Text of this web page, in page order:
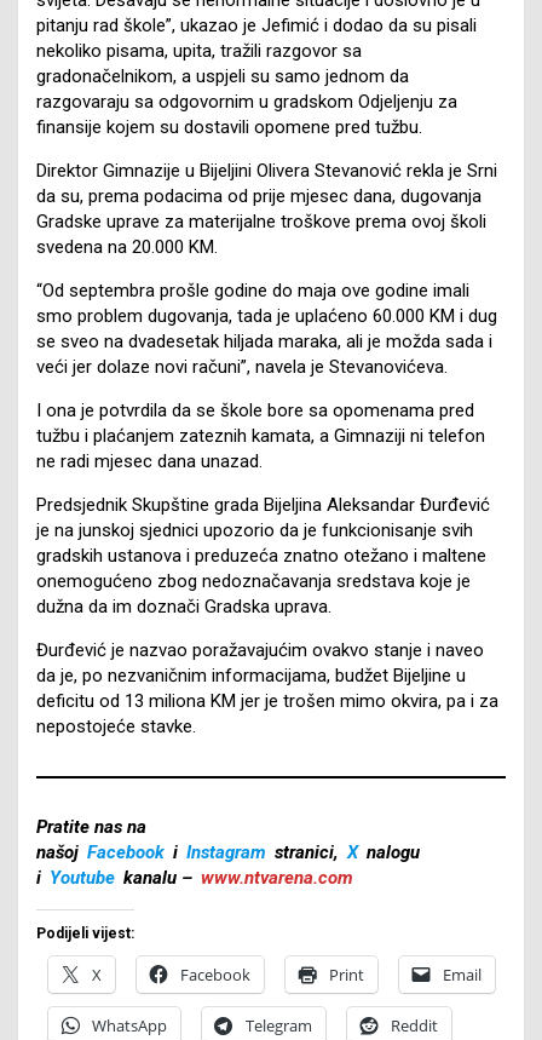
pitanju rad škole”, ukazao je Jefimić i dodao da su pisali
nekoliko pisama, upita, tražili razgovor sa
gradonačelnikom, a uspjeli su samo jednom da
razgovaraju sa odgovornim u gradskom Odjeljenju za
finansije kojem su dostavili opomene pred tužbu.
Direktor Gimnazije u Bijeljini Olivera Stevanović rekla je Srni
da su, prema podacima od prije mjesec dana, dugovanja
Gradske uprave za materijalne troškove prema ovoj školi
svedena na 20.000 KM.
“Od septembra prošle godine do maja ove godine imali
smo problem dugovanja, tada je uplaćeno 60.000 KM i dug
se sveo na dvadesetak hiljada maraka, ali je možda sada i
veći jer dolaze novi računi”, navela je Stevanovićeva.
I ona je potvrdila da se škole bore sa opomenama pred
tužbu i plaćanjem zateznih kamata, a Gimnaziji ni telefon
ne radi mjesec dana unazad.
Predsjednik Skupštine grada Bijeljina Aleksandar Đurđević
je na junskoj sjednici upozorio da je funkcionisanje svih
gradskih ustanova i preduzeća znatno otežano i maltene
onemogućeno zbog nedoznačavanja sredstava koje je
dužna da im doznači Gradska uprava.
Đurđević je nazvao poražavajućim ovakvo stanje i naveo
da je, po nezvaničnim informacijama, budžet Bijeljine u
deficitu od 13 miliona KM jer je trošen mimo okvira, pa i za
nepostojeće stavke.
Pratite nas na
našoj Facebook i Instagram stranici, X nalogu
i Youtube kanalu – www.ntvarena.com
Podijeli vijest:
X Facebook Print Email
WhatsApp Telegram Reddit